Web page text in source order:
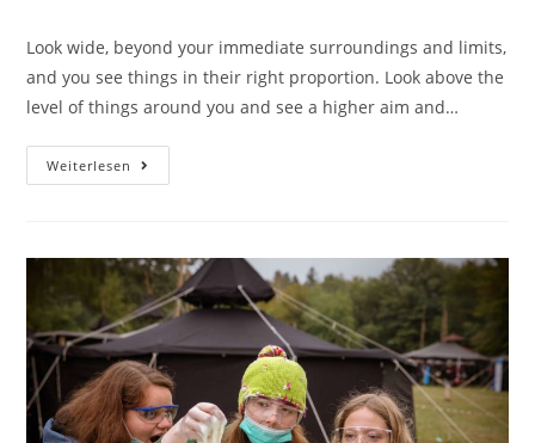
Look wide, beyond your immediate surroundings and limits,
and you see things in their right proportion. Look above the
level of things around you and see a higher aim and…
Weiterlesen Friedenskundgebung
Und